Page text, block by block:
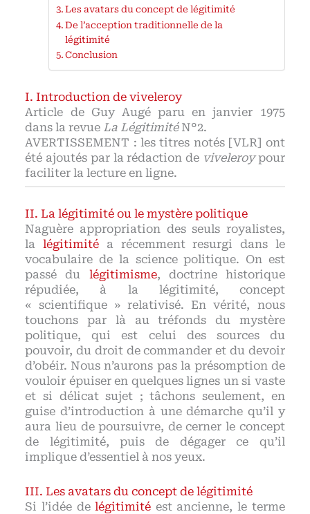
Les avatars du concept de légitimité
De l’acception traditionnelle de la
légitimité
Conclusion
Introduction de viveleroy
Article de Guy Augé paru en janvier 1975
dans la revue La LégitimitéN°2.
AVERTISSEMENT : les titres notés [VLR] ont
été ajoutés par la rédaction de viveleroypour
faciliter la lecture en ligne.
La légitimité ou le mystère politique
Naguère appropriation des seuls royalistes,
lalégitimité a récemment resurgi dans le
vocabulaire de la science politique. On est
passé du légitimisme, doctrine historique
répudiée, à la légitimité, concept
« scientifique » relativisé. En vérité, nous
touchons par là au tréfonds du mystère
politique, qui est celui des sources du
pouvoir, du droit de commander et du devoir
d’obéir. Nous n’aurons pas la présomption de
vouloir épuiser en quelques lignes un si vaste
et si délicat sujet ; tâchons seulement, en
guise d’introduction à une démarche qu’il y
aura lieu de poursuivre, de cerner le concept
de légitimité, puis de dégager ce qu’il
implique d’essentiel à nos yeux.
Les avatars du concept de légitimité
Si l’idée delégitimité est ancienne, le terme